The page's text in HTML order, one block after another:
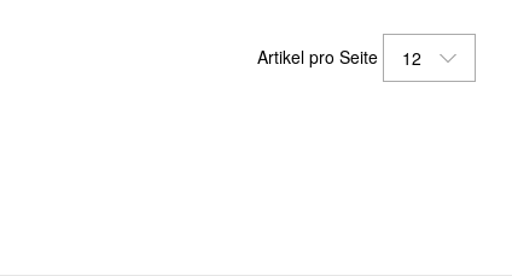
Artikel pro Seite 12